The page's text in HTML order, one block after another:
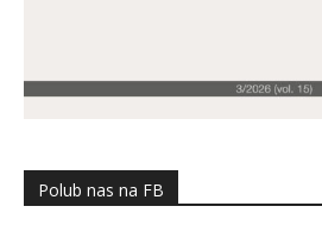
Polub nas na FB